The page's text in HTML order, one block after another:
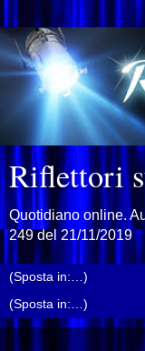
Riflettori
Quotidiano online.
249 del 21/11/2019